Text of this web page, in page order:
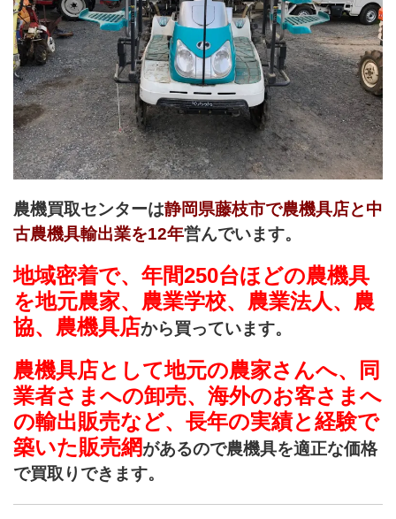
農機買取センターは静岡県藤枝市で農機具店と中
古農機具輸出業を12年営んでいます。
地域密着で、年間250台ほどの農機具
を地元農家、農業学校、農業法人、農
協、農機具店から買っています。
農機具店として地元の農家さんへ、同
業者さまへの卸売、海外のお客さまへ
の輸出販売など、長年の実績と経験で
築いた販売網があるので農機具を適正な価格
で買取りできます。